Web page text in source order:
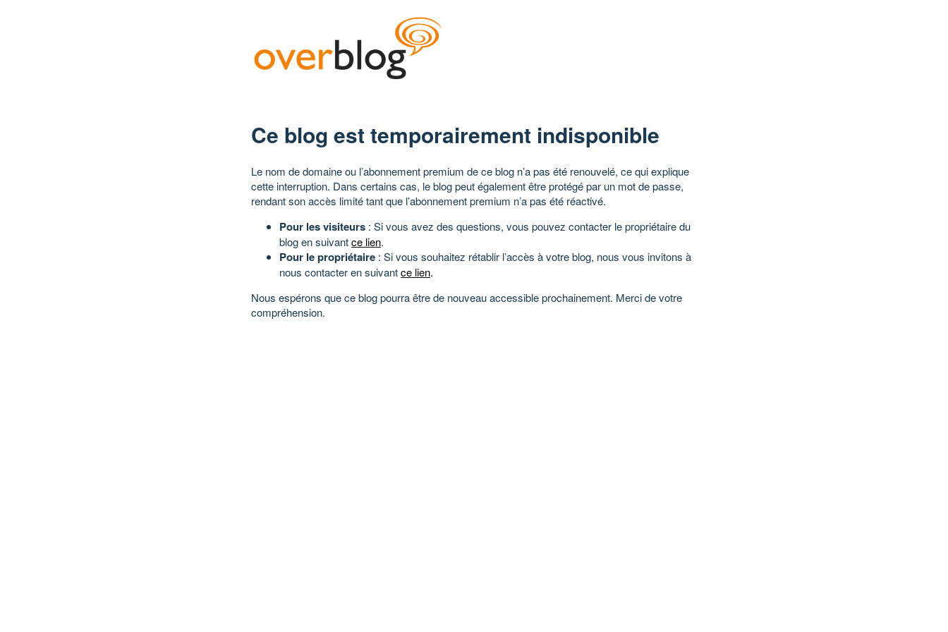
Ce blog est temporairement indisponible
Le nom de domaine ou l’abonnement premium de ce blog n’a pas été renouvelé, ce qui explique
cette interruption. Dans certains cas, le blog peut également être protégé par un mot de passe,
rendant son accès limité tant que l’abonnement premium n’a pas été réactivé.
Pour les visiteurs : Si vous avez des questions, vous pouvez contacter le propriétaire du
blog en suivantce lien.
Pour le propriétaire : Si vous souhaitez rétablir l’accès à votre blog, nous vous invitons à
nous contacter en suivantce lien.
Nous espérons que ce blog pourra être de nouveau accessible prochainement. Merci de votre
compréhension.